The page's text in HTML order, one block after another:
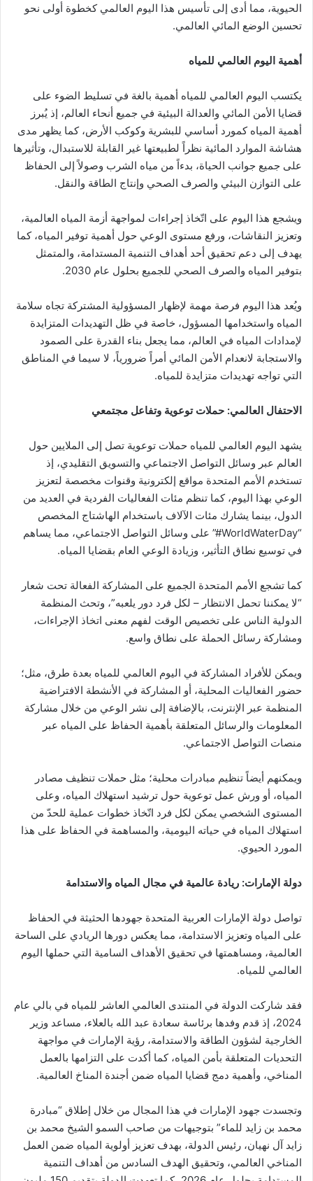
الحيوية، مما أدى إلى تأسيس هذا اليوم العالمي كخطوة أولى نحو
تحسين الوضع المائي العالمي.
أهمية اليوم العالمي للمياه
يكتسب اليوم العالمي للمياه أهمية بالغة في تسليط الضوء على
قضايا الأمن المائي والعدالة البيئية في جميع أنحاء العالم، إذ يُبرز
أهمية المياه كمورد أساسي للبشرية وكوكب الأرض، كما يظهر مدى
هشاشة الموارد المائية نظراً لطبيعتها غير القابلة للاستبدال، وتأثيرها
على جميع جوانب الحياة، بدءاً من مياه الشرب وصولاً إلى الحفاظ
على التوازن البيئي والصرف الصحي وإنتاج الطاقة والنقل.
ويشجع هذا اليوم على اتّخاذ إجراءات لمواجهة أزمة المياه العالمية،
وتعزيز النقاشات، ورفع مستوى الوعي حول أهمية توفير المياه، كما
يهدف إلى دعم تحقيق أحد أهداف التنمية المستدامة، والمتمثل
بتوفير المياه والصرف الصحي للجميع بحلول عام 2030.
ويُعد هذا اليوم فرصة مهمة لإظهار المسؤولية المشتركة تجاه سلامة
المياه واستخدامها المسؤول، خاصة في ظل التهديدات المتزايدة
لإمدادات المياه في العالم، مما يجعل بناء القدرة على الصمود
والاستجابة لانعدام الأمن المائي أمراً ضرورياً، لا سيما في المناطق
التي تواجه تهديدات متزايدة للمياه.
الاحتفال العالمي: حملات توعوية وتفاعل مجتمعي
يشهد اليوم العالمي للمياه حملات توعوية تصل إلى الملايين حول
العالم عبر وسائل التواصل الاجتماعي والتسويق التقليدي، إذ
تستخدم الأمم المتحدة مواقع إلكترونية وقنوات مخصصة لتعزيز
الوعي بهذا اليوم، كما تنظم مئات الفعاليات الفردية في العديد من
الدول، بينما يشارك مئات الآلاف باستخدام الهاشتاج المخصص
“WorldWaterDay#” على وسائل التواصل الاجتماعي، مما يساهم
في توسيع نطاق التأثير، وزيادة الوعي العام بقضايا المياه.
كما تشجع الأمم المتحدة الجميع على المشاركة الفعالة تحت شعار
“لا يمكننا تحمل الانتظار – لكل فرد دور يلعبه”، وتحث المنظمة
الدولية الناس على تخصيص الوقت لفهم معنى اتخاذ الإجراءات،
ومشاركة رسائل الحملة على نطاق واسع.
ويمكن للأفراد المشاركة في اليوم العالمي للمياه بعدة طرق، مثل؛
حضور الفعاليات المحلية، أو المشاركة في الأنشطة الافتراضية
المنظمة عبر الإنترنت، بالإضافة إلى نشر الوعي من خلال مشاركة
المعلومات والرسائل المتعلقة بأهمية الحفاظ على المياه عبر
منصات التواصل الاجتماعي.
ويمكنهم أيضاً تنظيم مبادرات محلية؛ مثل حملات تنظيف مصادر
المياه، أو ورش عمل توعوية حول ترشيد استهلاك المياه، وعلى
المستوى الشخصي يمكن لكل فرد اتّخاذ خطوات عملية للحدّ من
استهلاك المياه في حياته اليومية، والمساهمة في الحفاظ على هذا
المورد الحيوي.
دولة الإمارات: ريادة عالمية في مجال المياه والاستدامة
تواصل دولة الإمارات العربية المتحدة جهودها الحثيثة في الحفاظ
على المياه وتعزيز الاستدامة، مما يعكس دورها الريادي على الساحة
العالمية، ومساهمتها في تحقيق الأهداف السامية التي حملها اليوم
العالمي للمياه.
فقد شاركت الدولة في المنتدى العالمي العاشر للمياه في بالي عام
2024، إذ قدم وفدها برئاسة سعادة عبد الله بالعلاء، مساعد وزير
الخارجية لشؤون الطاقة والاستدامة، رؤية الإمارات في مواجهة
التحديات المتعلقة بأمن المياه، كما أكدت على التزامها بالعمل
المناخي، وأهمية دمج قضايا المياه ضمن أجندة المناخ العالمية.
وتجسدت جهود الإمارات في هذا المجال من خلال إطلاق “مبادرة
محمد بن زايد للماء” بتوجيهات من صاحب السمو الشيخ محمد بن
زايد آل نهيان، رئيس الدولة، بهدف تعزيز أولوية المياه ضمن العمل
المناخي العالمي، وتحقيق الهدف السادس من أهداف التنمية